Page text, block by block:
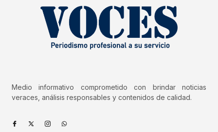
Medio informativo comprometido con brindar noticias
veraces, análisis responsables y contenidos de calidad.